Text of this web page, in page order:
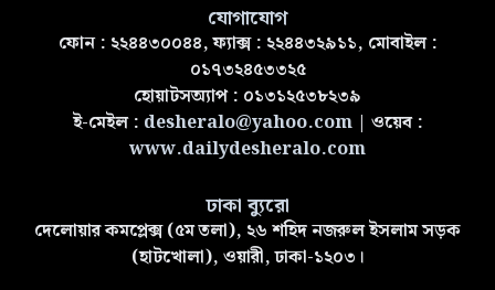
যোগাযোগ
ফোন : ২২৪৪৩০০৪৪, ফ্যাক্স : ২২৪৪৩২৯১১, মোবাইল :
০১৭৩২৪৫৩৩২৫
হোয়াটসঅ্যাপ : ০১৩১২৫৩৮২৩৯
ই-মেইল : desheralo@yahoo.com| ওয়েব :
www.dailydesheralo.com
ঢাকা ব্যুরো
দেলোয়ার কমপ্লেক্স (৫ম তলা), ২৬ শহিদ নজরুল ইসলাম সড়ক
(হাটখোলা), ওয়ারী, ঢাকা-১২০৩।